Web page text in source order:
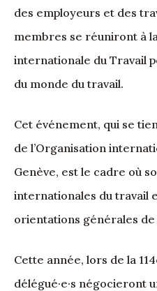
des employeurs et des
membres se réuniront à
internationale du Travail
du monde du travail.
Cet événement, qui se
de l’Organisation
Genève, est le cadre où
internationales du travail
orientations générales de
Cette année, lors de la
délégué·e·s négocieront